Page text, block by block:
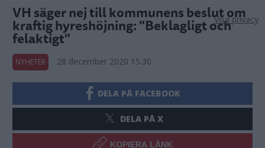
VH säger nej till kommunens beslut om
kraftig hyreshöjning: "Beklagligt och
felaktigt"
NYHETER 28 december 2020 15.30
DELA PÅ FACEBOOK
DELA PÅ X
KOPIERA LÄNK
Visa privacy